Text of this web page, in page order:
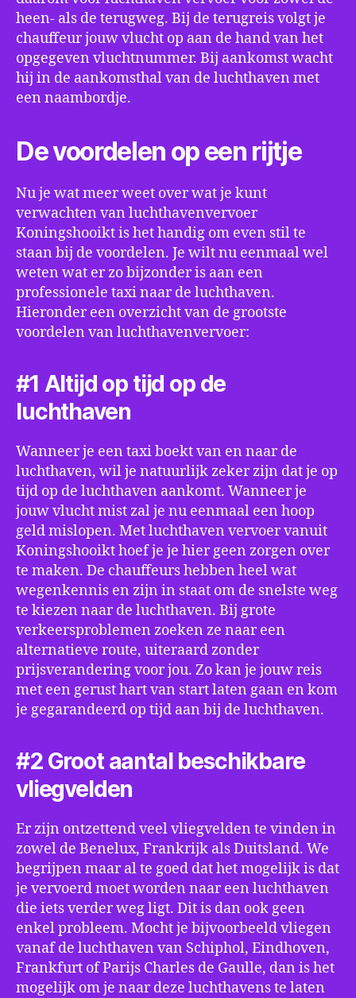
heen- als de terugweg. Bij de terugreis volgt je
chauffeur jouw vlucht op aan de hand van het
opgegeven vluchtnummer. Bij aankomst wacht
hij in de aankomsthal van de luchthaven met
een naambordje.
De voordelen op een rijtje
Nu je wat meer weet over wat je kunt
verwachten van luchthavenvervoer
Koningshooikt is het handig om even stil te
staan bij de voordelen. Je wilt nu eenmaal wel
weten wat er zo bijzonder is aan een
professionele taxi naar de luchthaven.
Hieronder een overzicht van de grootste
voordelen van luchthavenvervoer:
#1 Altijd op tijd op de
luchthaven
Wanneer je een taxi boekt van en naar de
luchthaven, wil je natuurlijk zeker zijn dat je op
tijd op de luchthaven aankomt. Wanneer je
jouw vlucht mist zal je nu eenmaal een hoop
geld mislopen. Met luchthaven vervoer vanuit
Koningshooikt hoef je je hier geen zorgen over
te maken. De chauffeurs hebben heel wat
wegenkennis en zijn in staat om de snelste weg
te kiezen naar de luchthaven. Bij grote
verkeersproblemen zoeken ze naar een
alternatieve route, uiteraard zonder
prijsverandering voor jou. Zo kan je jouw reis
met een gerust hart van start laten gaan en kom
je gegarandeerd op tijd aan bij de luchthaven.
#2 Groot aantal beschikbare
vliegvelden
Er zijn ontzettend veel vliegvelden te vinden in
zowel de Benelux, Frankrijk als Duitsland. We
begrijpen maar al te goed dat het mogelijk is dat
je vervoerd moet worden naar een luchthaven
die iets verder weg ligt. Dit is dan ook geen
enkel probleem. Mocht je bijvoorbeeld vliegen
vanaf de luchthaven van Schiphol, Eindhoven,
Frankfurt of Parijs Charles de Gaulle, dan is het
mogelijk om je naar deze luchthavens te laten